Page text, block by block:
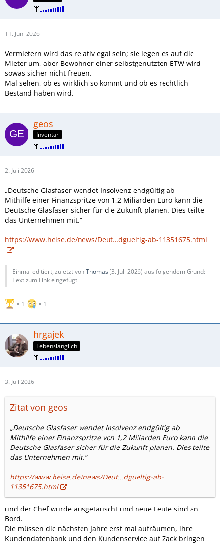
11. Juni 2026
Vermietern wird das relativ egal sein; sie legen es auf die
Mieter um, aber Bewohner einer selbstgenutzten ETW wird
sowas sicher nicht freuen.
Mal sehen, ob es wirklich so kommt und ob es rechtlich
Bestand haben wird.
geos
Inventar
2. Juli 2026
„Deutsche Glasfaser wendet Insolvenz endgültig ab
Mithilfe einer Finanzspritze von 1,2 Miliarden Euro kann die
Deutsche Glasfaser sicher für die Zukunft planen. Dies teilte
das Unternehmen mit.“
https://www.heise.de/news/Deut…dgueltig-ab-11351675.html
Einmal editiert, zuletzt vonThomas(3. Juli 2026) aus folgendem Grund:
Text zum Link eingefügt
1 1
hrgajek
Lebenslänglich
3. Juli 2026
Zitat von geos
„Deutsche Glasfaser wendet Insolvenz endgültig ab
Mithilfe einer Finanzspritze von 1,2 Miliarden Euro kann die
Deutsche Glasfaser sicher für die Zukunft planen. Dies teilte
das Unternehmen mit.“
https://www.heise.de/news/Deut…dgueltig-ab-
11351675.html
und der Chef wurde ausgetauscht und neue Leute sind an
Bord.
Die müssen die nächsten Jahre erst mal aufräumen, ihre
Kundendatenbank und den Kundenservice auf Zack bringen